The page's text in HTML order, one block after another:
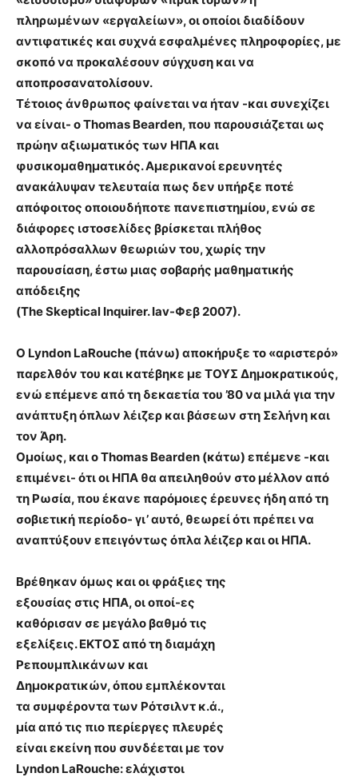
πληρωμένων «εργαλείων», οι οποίοι διαδίδουν
αντιφατικές και συχνά εσφαλμένες πληροφορίες, με
σκοπό να προκαλέσουν σύγχυση και να
αποπροσανατολίσουν.
Τέτοιος άνθρωπος φαίνεται να ήταν -και συνεχίζει
να είναι- ο Thomas Bearden, που παρουσιάζεται ως
πρώην αξιωματικός των ΗΠΑ και
φυσικομαθηματικός. Αμερικανοί ερευνητές
ανακάλυψαν τελευταία πως δεν υπήρξε ποτέ
απόφοιτος οποιουδήποτε πανεπιστημίου, ενώ σε
διάφορες ιστοσελίδες βρίσκεται πλήθος
αλλοπρόσαλλων θεωριών του, χωρίς την
παρουσίαση, έστω μιας σοβαρής μαθηματικής
απόδειξης
(The Skeptical Inquirer. Iav-Φεβ 2007).
Ο Lyndon LaRouche (πάνω) αποκήρυξε το «αριστερό»
παρελθόν του και κατέβηκε με ΤΟΥΣ Δημοκρατικούς,
ενώ επέμενε από τη δεκαετία του ’80 να μιλά για την
ανάπτυξη όπλων λέιζερ και βάσεων στη Σελήνη και
τον Άρη.
Ομοίως, και ο Thomas Bearden (κάτω) επέμενε -και
επιμένει- ότι οι ΗΠΑ θα απειληθούν στο μέλλον από
τη Ρωσία, που έκανε παρόμοιες έρευνες ήδη από τη
σοβιετική περίοδο- γι’ αυτό, θεωρεί ότι πρέπει να
αναπτύξουν επειγόντως όπλα λέιζερ και οι ΗΠΑ.
Βρέθηκαν όμως και οι φράξιες της
εξουσίας στις ΗΠΑ, οι οποί-ες
καθόρισαν σε μεγάλο βαθμό τις
εξελίξεις. ΕΚΤΟΣ από τη διαμάχη
Ρεπουμπλικάνων και
Δημοκρατικών, όπου εμπλέκονται
τα συμφέροντα των Ρότσιλντ κ.ά.,
μία από τις πιο περίεργες πλευρές
είναι εκείνη που συνδέεται με τον
Lyndon LaRouche: ελάχιστοι